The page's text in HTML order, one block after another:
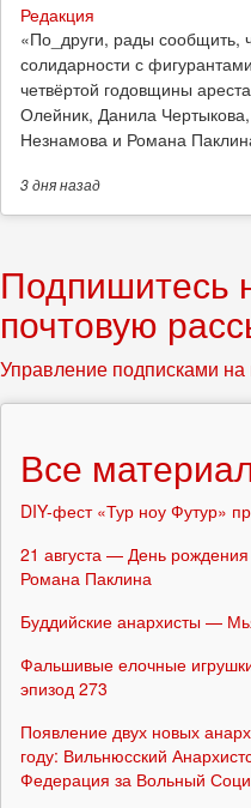
Редакция
​«По_други, рады
солидарности с
четвёртой годовщины
Олейник, Данила
Незнамова и Романа
3 дняназад
Подпишитесь
почтовую
Управление подписками
Все
DIY-фест «Тур ноу Футур»
21 августа — День
Романа Паклина
Буддийские анархисты —
Фальшивые елочные
эпизод 273
Появление двух новых
году: Вильнюсский
Федерация за Вольный